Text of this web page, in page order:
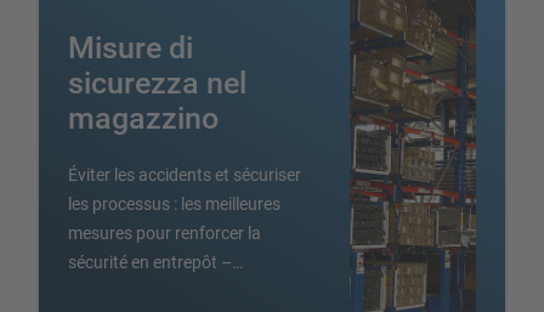
Misure di
sicurezza nel
magazzino
Éviter les accidents et sécuriser
les processus : les meilleures
mesures pour renforcer la
sécurité en entrepôt –…